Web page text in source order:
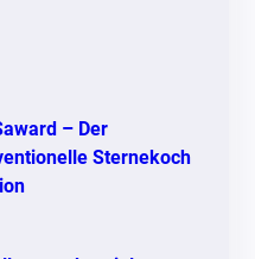
– Der
Sternekoch